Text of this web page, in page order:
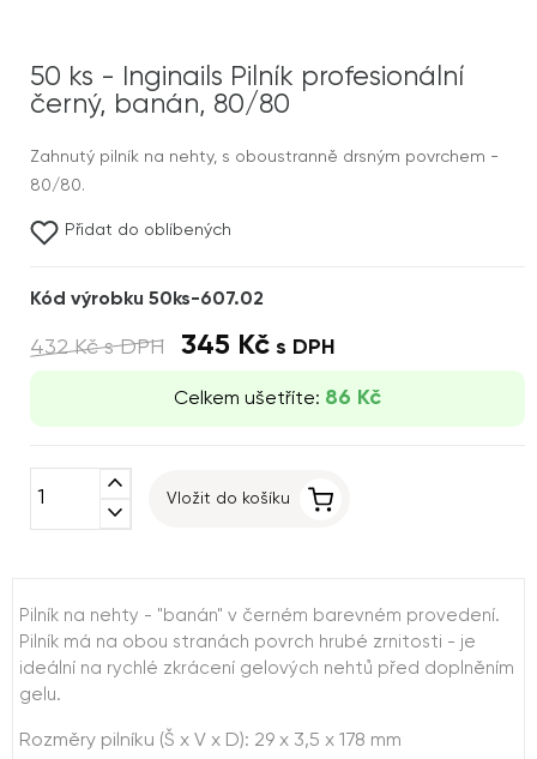
50 ks - Inginails Pilník profesionální
černý, banán, 80/80
Zahnutý pilník na nehty, s oboustranně drsným povrchem -
80/80.
Přidat do oblíbených
Kód výrobku 50ks-607.02
432 Kčs DPH 345 Kč s DPH
Celkem ušetříte: 86 Kč
expand_less
expand_more
Vložit do košíku
Pilník na nehty - "banán" v černém barevném provedení.
Pilník má na obou stranách povrch hrubé zrnitosti - je
ideální na rychlé zkrácení gelových nehtů před doplněním
gelu.
Rozměry pilníku (Š x V x D): 29 x 3,5 x 178 mm